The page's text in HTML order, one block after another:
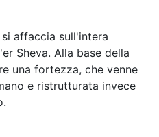
affaccia sull'intera
Sheva. Alla base della
una fortezza, che venne
e ristrutturata invece